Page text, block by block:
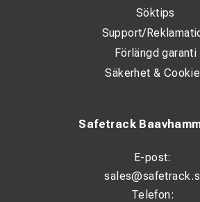
Safetrack
E-post:
Telefon:
Söktips
Support/
Förlängd garanti
Säkerhet &